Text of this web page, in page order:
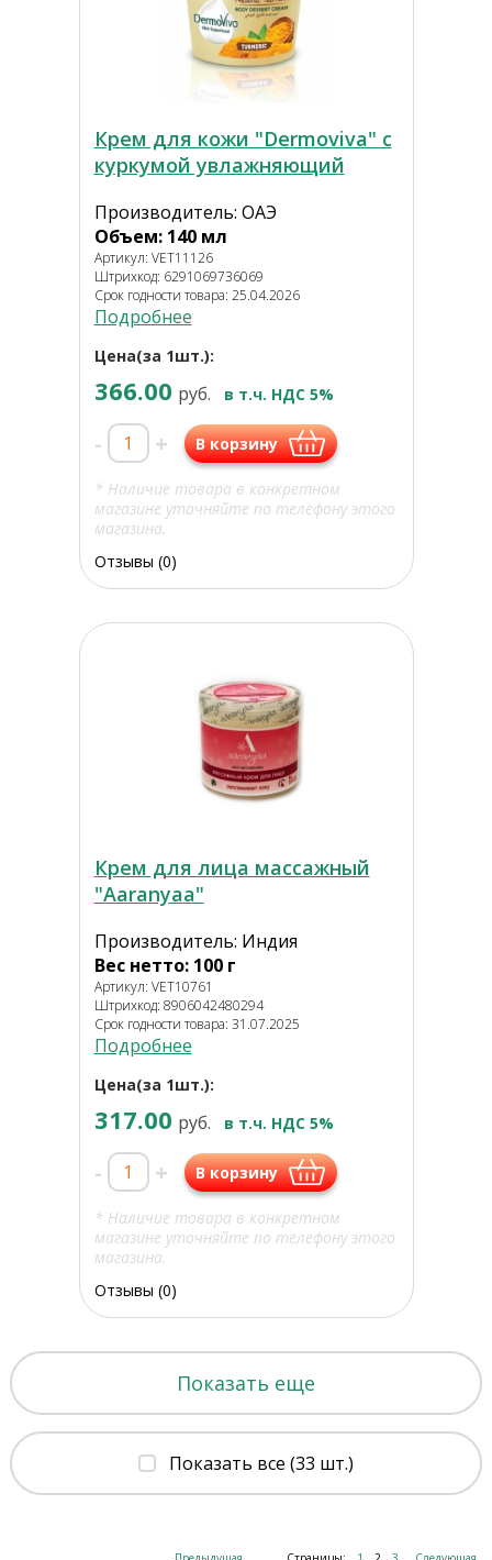
Крем для кожи "Dermoviva" с
куркумой увлажняющий
Производитель: ОАЭ
Объем: 140 мл
Артикул: VET11126
Штрихкод: 6291069736069
Срок годности товара: 25.04.2026
Подробнее
Цена(за 1шт.):
366.00 руб. в т.ч. НДС 5%
- + В корзину
* Наличие товара в конкретном
магазине уточняйте по телефону этого
магазина.
Отзывы (0)
Крем для лица массажный
"Aaranyaa"
Производитель: Индия
Вес нетто: 100 г
Артикул: VET10761
Штрихкод: 8906042480294
Срок годности товара: 31.07.2025
Подробнее
Цена(за 1шт.):
317.00 руб. в т.ч. НДС 5%
- + В корзину
* Наличие товара в конкретном
магазине уточняйте по телефону этого
магазина.
Отзывы (0)
Показать еще
Показать все (33 шт.)